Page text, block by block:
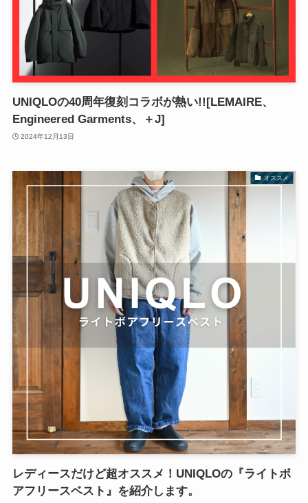
UNIQLOの40周年復刻コラボが熱い!![LEMAIRE、
Engineered Garments、＋J]
2024年12月13日
オススメ
レディースだけど超オススメ！UNIQLOの『ライトボ
アフリースベスト』を紹介します。